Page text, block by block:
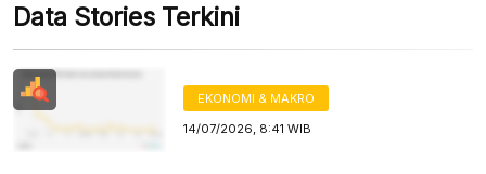
Data Stories Terkini
EKONOMI & MAKRO
14/07/2026, 8:41 WIB